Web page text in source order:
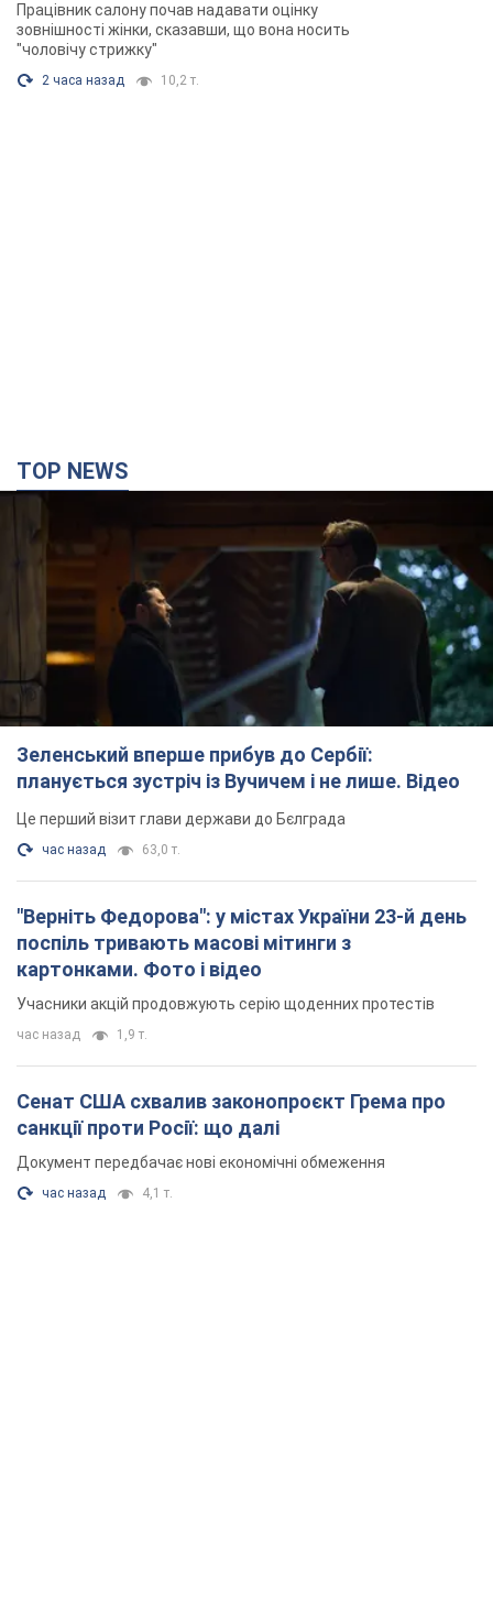
Працівник салону почав надавати оцінку
зовнішності жінки, сказавши, що вона носить
"чоловічу стрижку"
2 часа назад 10,2 т.
TOP NEWS
Зеленський вперше прибув до Сербії:
планується зустріч із Вучичем і не лише. Відео
Це перший візит глави держави до Бєлграда
час назад 63,0 т.
"Верніть Федорова": у містах України 23-й день
поспіль тривають масові мітинги з
картонками. Фото і відео
Учасники акцій продовжують серію щоденних протестів
час назад 1,9 т.
Сенат США схвалив законопроєкт Грема про
санкції проти Росії: що далі
Документ передбачає нові економічні обмеження
час назад 4,1 т.